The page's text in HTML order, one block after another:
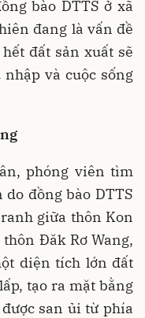
bào DTTS ở xã
đang là vấn đề
đất sản xuất sẽ
và cuộc sống
phóng viên tìm
đồng bào DTTS
giữa thôn Kon
Đăk Rơ Wang,
diện tích lớn đất
tạo ra mặt bằng
san ủi từ phía